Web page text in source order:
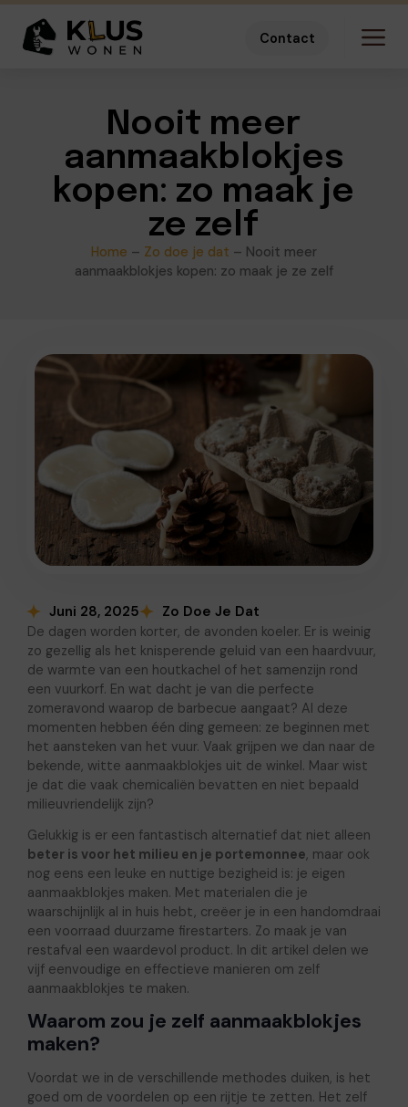
Contact
Nooit meer
aanmaakblokjes
kopen: zo maak je
ze zelf
Home – Zo doe je dat – Nooit meer
aanmaakblokjes kopen: zo maak je ze zelf
Juni 28, 2025 Zo Doe Je Dat
De dagen worden korter, de avonden koeler. Er is weinig
zo gezellig als het knisperende geluid van een haardvuur,
de warmte van een houtkachel of het samenzijn rond
een vuurkorf. En wat dacht je van die perfecte
zomeravond waarop de barbecue aangaat? Al deze
momenten hebben één ding gemeen: ze beginnen met
het aansteken van het vuur. Vaak grijpen we dan naar de
bekende, witte aanmaakblokjes uit de winkel. Maar wist
je dat die vaak chemicaliën bevatten en niet bepaald
milieuvriendelijk zijn?
Gelukkig is er een fantastisch alternatief dat niet alleen
beter is voor het milieu en je portemonnee, maar ook
nog eens een leuke en nuttige bezigheid is: je eigen
aanmaakblokjes maken. Met materialen die je
waarschijnlijk al in huis hebt, creëer je in een handomdraai
een voorraad duurzame firestarters. Zo maak je van
restafval een waardevol product. In dit artikel delen we
vijf eenvoudige en effectieve manieren om zelf
aanmaakblokjes te maken.
Waarom zou je zelf aanmaakblokjes
maken?
Voordat we in de verschillende methodes duiken, is het
goed om de voordelen op een rijtje te zetten. Het zelf